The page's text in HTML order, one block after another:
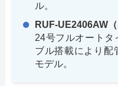
ル。
RUF-UE2406AW（
24号フルオートタ
ブル搭載により配
モデル。